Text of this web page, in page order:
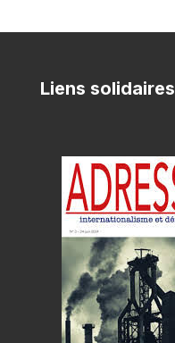
Liens solidaires